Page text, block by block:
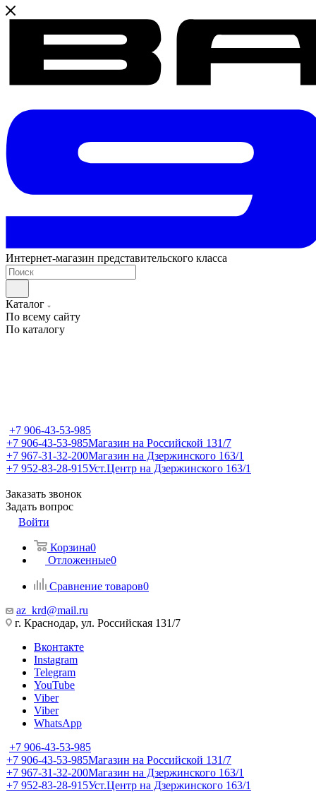
Интернет-магазин представительского класса
Каталог
По всему сайту
По каталогу
+7 906-43-53-985
+7 906-43-53-985Магазин на Российской 131/7
+7 967-31-32-200Магазин на Дзержинского 163/1
+7 952-83-28-915Уст.Центр на Дзержинского 163/1
Заказать звонок
Задать вопрос
Войти
Корзина0
Отложенные0
Сравнение товаров0
az_krd@mail.ru
г. Краснодар, ул. Российская 131/7
Вконтакте
Instagram
Telegram
YouTube
Viber
Viber
WhatsApp
+7 906-43-53-985
+7 906-43-53-985Магазин на Российской 131/7
+7 967-31-32-200Магазин на Дзержинского 163/1
+7 952-83-28-915Уст.Центр на Дзержинского 163/1